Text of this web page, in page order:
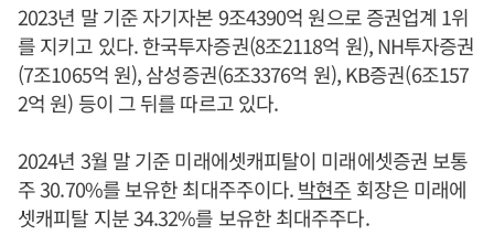
2023년 말 기준 자기자본 9조4390억 원으로 증권업계 1위
를 지키고 있다. 한국투자증권(8조2118억 원), NH투자증권
(7조1065억 원), 삼성증권(6조3376억 원), KB증권(6조157
2억 원) 등이 그 뒤를 따르고 있다.
2024년 3월 말 기준 미래에셋캐피탈이 미래에셋증권 보통
주 30.70%를 보유한 최대주주이다.박현주 회장은 미래에
셋캐피탈 지분 34.32%를 보유한 최대주주다.